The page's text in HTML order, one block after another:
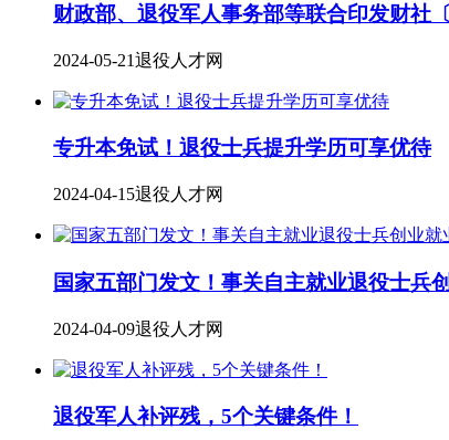
财政部、退役军人事务部等联合印发财社
2024-05-21退役人才网
专升本免试！退役士兵提升学历可享优待
2024-04-15退役人才网
国家五部门发文！事关自主就业退役士兵
2024-04-09退役人才网
退役军人补评残，5个关键条件！